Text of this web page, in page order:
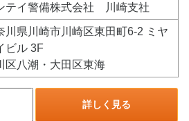
テイ警備株式会社 川崎支社
川県川崎市川崎区東田町6-2 ミヤ
ビル 3F
区八潮・大田区東海
詳しく見る